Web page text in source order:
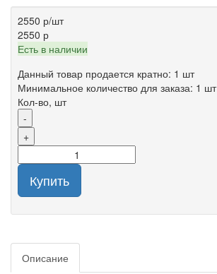
2550 р/шт
2550 р
Есть в наличии
Данный товар продается кратно: 1 шт
Минимальное количество для заказа: 1 шт
Кол-во, шт
-
+
Купить
Описание